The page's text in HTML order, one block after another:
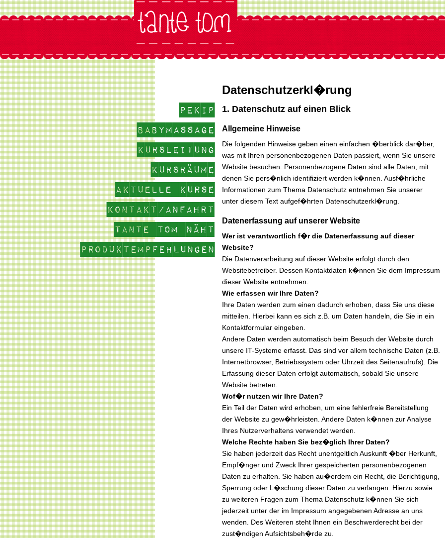
Pekip
Babymassage
Kursleitung
Kursräume
aktuelle Kurse
Kontakt/Anfahrt
Tante Tom näht
Produktempfehlungen
Datenschutzerkl�rung
1. Datenschutz auf einen Blick
Allgemeine Hinweise
Die folgenden Hinweise geben einen einfachen �berblick dar�ber,
was mit Ihren personenbezogenen Daten passiert, wenn Sie unsere
Website besuchen. Personenbezogene Daten sind alle Daten, mit
denen Sie pers�nlich identifiziert werden k�nnen. Ausf�hrliche
Informationen zum Thema Datenschutz entnehmen Sie unserer
unter diesem Text aufgef�hrten Datenschutzerkl�rung.
Datenerfassung auf unserer Website
Wer ist verantwortlich f�r die Datenerfassung auf dieser
Website?
Die Datenverarbeitung auf dieser Website erfolgt durch den
Websitebetreiber. Dessen Kontaktdaten k�nnen Sie dem Impressum
dieser Website entnehmen.
Wie erfassen wir Ihre Daten?
Ihre Daten werden zum einen dadurch erhoben, dass Sie uns diese
mitteilen. Hierbei kann es sich z.B. um Daten handeln, die Sie in ein
Kontaktformular eingeben.
Andere Daten werden automatisch beim Besuch der Website durch
unsere IT-Systeme erfasst. Das sind vor allem technische Daten (z.B.
Internetbrowser, Betriebssystem oder Uhrzeit des Seitenaufrufs). Die
Erfassung dieser Daten erfolgt automatisch, sobald Sie unsere
Website betreten.
Wof�r nutzen wir Ihre Daten?
Ein Teil der Daten wird erhoben, um eine fehlerfreie Bereitstellung
der Website zu gew�hrleisten. Andere Daten k�nnen zur Analyse
Ihres Nutzerverhaltens verwendet werden.
Welche Rechte haben Sie bez�glich Ihrer Daten?
Sie haben jederzeit das Recht unentgeltlich Auskunft �ber Herkunft,
Empf�nger und Zweck Ihrer gespeicherten personenbezogenen
Daten zu erhalten. Sie haben au�erdem ein Recht, die Berichtigung,
Sperrung oder L�schung dieser Daten zu verlangen. Hierzu sowie
zu weiteren Fragen zum Thema Datenschutz k�nnen Sie sich
jederzeit unter der im Impressum angegebenen Adresse an uns
wenden. Des Weiteren steht Ihnen ein Beschwerderecht bei der
zust�ndigen Aufsichtsbeh�rde zu.